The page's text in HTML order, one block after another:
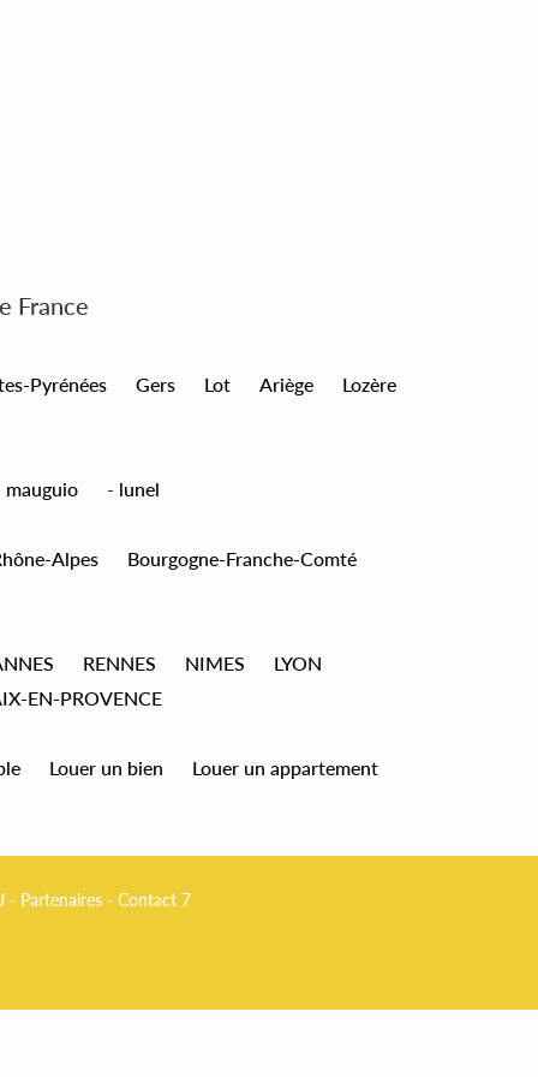
France
Pyrénées Gers Lot Ariège
Lozère
mauguio - lunel
Alpes
Bourgogne-Franche-Comté
RENNES NIMES
LYON
EN-PROVENCE
Louer un bien
Louer un appartement
- Partenaires- Contact 7